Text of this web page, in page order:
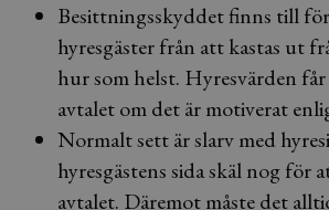
Besittningsskyddet finns till
hyresgäster från att kastas ut
hur som helst. Hyresvärden får
avtalet om det är motiverat
Normalt sett är slarv med
hyresgästens sida skäl nog för
avtalet. Däremot måste det